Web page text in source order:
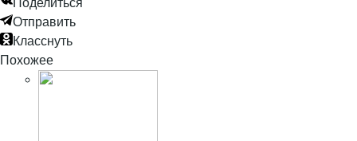
Поделиться
Отправить
Класснуть
Похожее